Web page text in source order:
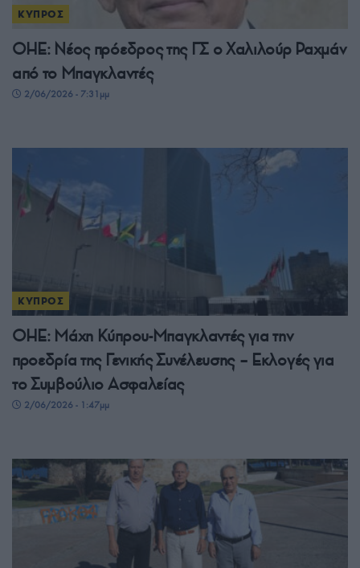
ΚΥΠΡΟΣ
ΟΗΕ: Νέος πρόεδρος της ΓΣ ο Χαλιλούρ Ραχμάν
από το Μπαγκλαντές
2/06/2026 - 7:31μμ
ΚΥΠΡΟΣ
ΟΗΕ: Μάχη Κύπρου-Μπαγκλαντές για την
προεδρία της Γενικής Συνέλευσης – Εκλογές για
το Συμβούλιο Ασφαλείας
2/06/2026 - 1:47μμ